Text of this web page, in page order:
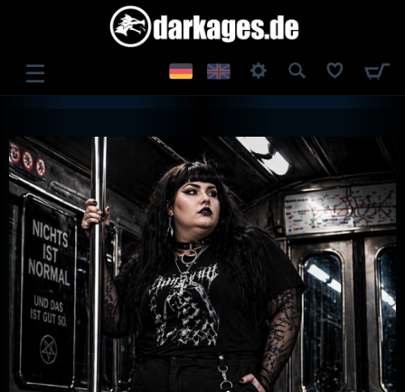
☰
REGISTRIEREN